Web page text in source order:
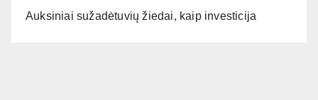
Auksiniai sužadėtuvių žiedai, kaip investicija